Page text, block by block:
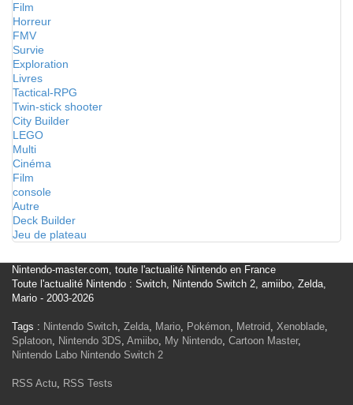
Film
Horreur
FMV
Survie
Exploration
Livres
Tactical-RPG
Twin-stick shooter
City Builder
LEGO
Multi
Cinéma
Film
console
Autre
Deck Builder
Jeu de plateau
Nintendo-master.com, toute l'actualité Nintendo en France
Toute l'actualité Nintendo : Switch, Nintendo Switch 2, amiibo, Zelda,
Mario - 2003-2026
Tags : Nintendo Switch, Zelda, Mario, Pokémon, Metroid, Xenoblade,
Splatoon, Nintendo 3DS, Amiibo, My Nintendo, Cartoon Master,
Nintendo Labo Nintendo Switch 2
RSS Actu, RSS Tests